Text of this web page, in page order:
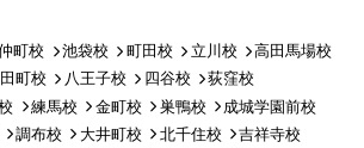
町校 池袋校 町田校 立川校
高田馬場校
田町校 八王子校 四谷校
荻窪校
練馬校 金町校 巣鴨校
成城学園前校
調布校 大井町校 北千住校
吉祥寺校